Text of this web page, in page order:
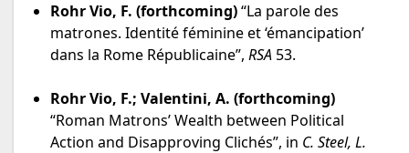
Rohr Vio, F. (forthcoming)“La parole des
matrones. Identité féminine et ‘émancipation’
dans la Rome Républicaine”, RSA 53.
Rohr Vio, F.; Valentini, A. (forthcoming)
“Roman Matrons’ Wealth between Political
Action and Disapproving Clichés”, in C. Steel, L.